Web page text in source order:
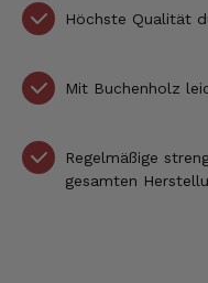
Höchste Qualität
Mit Buchenholz
Regelmäßige
gesamten